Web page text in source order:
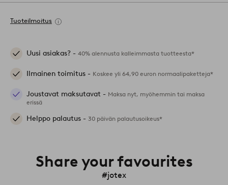
Tuoteilmoitus
Uusi asiakas? - 40% alennusta kalleimmasta tuotteesta*
Ilmainen toimitus - Koskee yli 64,90 euron normaalipaketteja*
Joustavat maksutavat - Maksa nyt, myöhemmin tai maksa
erissä
Helppo palautus - 30 päivän palautusoikeus*
Share your favourites
#jotex